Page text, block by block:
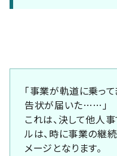
「事業が軌道に乗っ
告状が届いた……」
これは、決して他人
ルは、時に事業の継
メージとなります。